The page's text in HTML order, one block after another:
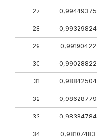
27 0,99449375
28 0,99329824
29 0,99190422
30 0,99028822
31 0,98842504
32 0,98628779
33 0,98384784
34 0,98107483